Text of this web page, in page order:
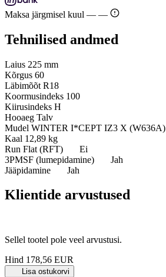
Maksa järgmisel kuul — —
Tehnilised andmed
Laius 225 mm
Kõrgus 60
Läbimõõt R18
Koormusindeks 100
Kiirusindeks H
Hooaeg Talv
Mudel WINTER I*CEPT IZ3 X (W636A)
Kaal 12,89 kg
Run Flat (RFT)
Ei
3PMSF (lumepidamine)
Jah
Jääpidamine
Jah
Klientide arvustused
Sellel tootel pole veel arvustusi.
Hind 178,56 EUR
Lisa ostukorvi